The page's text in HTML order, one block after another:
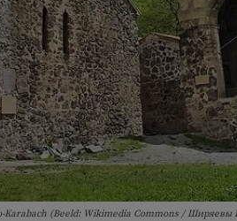
(Beeld: Wikimedia Commons / Ширяевы